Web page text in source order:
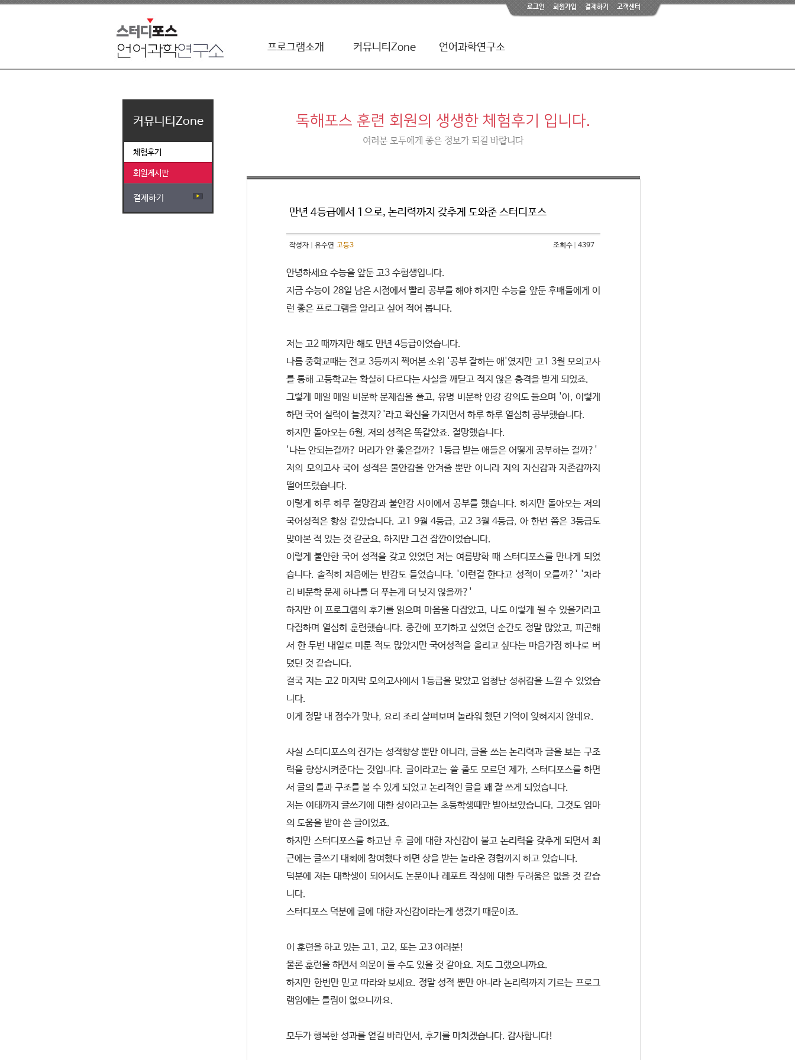
로그인 회원가입 결제하기 고객센터
프로그램소개 커뮤니티Zone 언어과학연구소
커뮤니티Zone
체험후기
회원게시판
결제하기 ▶
독해포스 훈련 회원의 생생한 체험후기 입니다.
여러분 모두에게 좋은 정보가 되길 바랍니다
만년 4등급에서 1으로, 논리력까지 갖추게 도와준 스터디포스
작성자 유수연 고등3 조회수 4397
안녕하세요 수능을 앞둔 고3 수험생입니다.
지금 수능이 28일 남은 시점에서 빨리 공부를 해야 하지만 수능을 앞둔 후배들에게 이
런 좋은 프로그램을 알리고 싶어 적어 봅니다.
저는 고2 때까지만 해도 만년 4등급이었습니다.
나름 중학교때는 전교 3등까지 찍어본 소위 '공부 잘하는 애'였지만 고1 3월 모의고사
를 통해 고등학교는 확실히 다르다는 사실을 깨닫고 적지 않은 충격을 받게 되었죠.
그렇게 매일 매일 비문학 문제집을 풀고, 유명 비문학 인강 강의도 들으며 '아, 이렇게
하면 국어 실력이 늘겠지?'라고 확신을 가지면서 하루 하루 열심히 공부했습니다.
하지만 돌아오는 6월, 저의 성적은 똑같았죠. 절망했습니다.
'나는 안되는걸까? 머리가 안 좋은걸까? 1등급 받는 애들은 어떻게 공부하는 걸까?'
저의 모의고사 국어 성적은 불안감을 안겨줄 뿐만 아니라 저의 자신감과 자존감까지
떨어뜨렸습니다.
이렇게 하루 하루 절망감과 불안감 사이에서 공부를 했습니다. 하지만 돌아오는 저의
국어성적은 항상 같았습니다. 고1 9월 4등급, 고2 3월 4등급, 아 한번 쯤은 3등급도
맞아본 적 있는 것 같군요. 하지만 그건 잠깐이었습니다.
이렇게 불안한 국어 성적을 갖고 있었던 저는 여름방학 때 스터디포스를 만나게 되었
습니다. 솔직히 처음에는 반감도 들었습니다. '이런걸 한다고 성적이 오를까?' '차라
리 비문학 문제 하나를 더 푸는게 더 낫지 않을까?'
하지만 이 프로그램의 후기를 읽으며 마음을 다잡았고, 나도 이렇게 될 수 있을거라고
다짐하며 열심히 훈련했습니다. 중간에 포기하고 싶었던 순간도 정말 많았고, 피곤해
서 한 두번 내일로 미룬 적도 많았지만 국어성적을 올리고 싶다는 마음가짐 하나로 버
텼던 것 같습니다.
결국 저는 고2 마지막 모의고사에서 1등급을 맞았고 엄청난 성취감을 느낄 수 있었습
니다.
이게 정말 내 점수가 맞나, 요리 조리 살펴보며 놀라워 했던 기억이 잊혀지지 않네요.
사실 스터디포스의 진가는 성적향상 뿐만 아니라, 글을 쓰는 논리력과 글을 보는 구조
력을 향상시켜준다는 것입니다. 글이라고는 쓸 줄도 모르던 제가, 스터디포스를 하면
서 글의 틀과 구조를 볼 수 있게 되었고 논리적인 글을 꽤 잘 쓰게 되었습니다.
저는 여태까지 글쓰기에 대한 상이라고는 초등학생때만 받아보았습니다. 그것도 엄마
의 도움을 받아 쓴 글이었죠.
하지만 스터디포스를 하고난 후 글에 대한 자신감이 붙고 논리력을 갖추게 되면서 최
근에는 글쓰기 대회에 참여했다 하면 상을 받는 놀라운 경험까지 하고 있습니다.
덕분에 저는 대학생이 되어서도 논문이나 레포트 작성에 대한 두려움은 없을 것 같습
니다.
스터디포스 덕분에 글에 대한 자신감이라는게 생겼기 때문이죠.
이 훈련을 하고 있는 고1, 고2, 또는 고3 여러분!
물론 훈련을 하면서 의문이 들 수도 있을 것 같아요. 저도 그랬으니까요.
하지만 한번만 믿고 따라와 보세요. 정말 성적 뿐만 아니라 논리력까지 기르는 프로그
램임에는 틀림이 없으니까요.
모두가 행복한 성과를 얻길 바라면서, 후기를 마치겠습니다. 감사합니다!